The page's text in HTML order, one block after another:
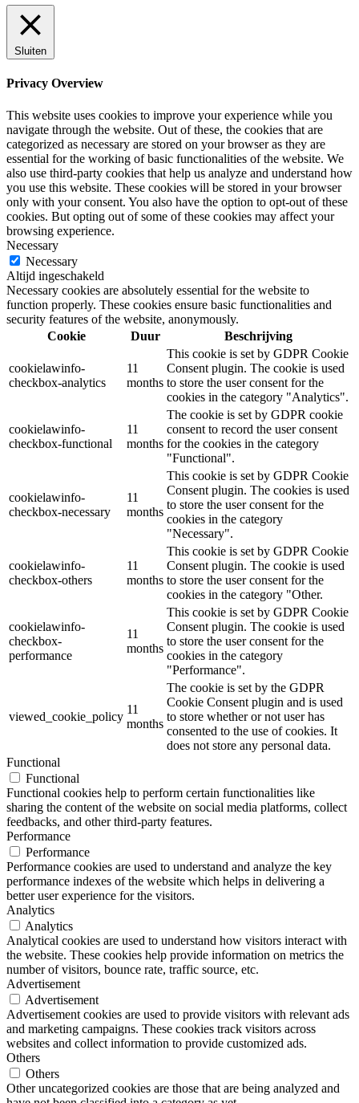
Sluiten
Privacy Overview
This website uses cookies to improve your experience while you
navigate through the website. Out of these, the cookies that are
categorized as necessary are stored on your browser as they are
essential for the working of basic functionalities of the website. We
also use third-party cookies that help us analyze and understand how
you use this website. These cookies will be stored in your browser
only with your consent. You also have the option to opt-out of these
cookies. But opting out of some of these cookies may affect your
browsing experience.
Necessary
Necessary
Altijd ingeschakeld
Necessary cookies are absolutely essential for the website to
function properly. These cookies ensure basic functionalities and
security features of the website, anonymously.
Cookie
Duur Beschrijving
cookielawinfo-
checkbox-analytics
11
months
This cookie is set by GDPR Cookie
Consent plugin. The cookie is used
to store the user consent for the
cookies in the category "Analytics".
cookielawinfo-
checkbox-functional
11
months
The cookie is set by GDPR cookie
consent to record the user consent
for the cookies in the category
"Functional".
cookielawinfo-
checkbox-necessary
11
months
This cookie is set by GDPR Cookie
Consent plugin. The cookies is used
to store the user consent for the
cookies in the category
"Necessary".
cookielawinfo-
checkbox-others
11
months
This cookie is set by GDPR Cookie
Consent plugin. The cookie is used
to store the user consent for the
cookies in the category "Other.
cookielawinfo-
checkbox-
performance
11
months
This cookie is set by GDPR Cookie
Consent plugin. The cookie is used
to store the user consent for the
cookies in the category
"Performance".
viewed_cookie_policy
11
months
The cookie is set by the GDPR
Cookie Consent plugin and is used
to store whether or not user has
consented to the use of cookies. It
does not store any personal data.
Functional
Functional
Functional cookies help to perform certain functionalities like
sharing the content of the website on social media platforms, collect
feedbacks, and other third-party features.
Performance
Performance
Performance cookies are used to understand and analyze the key
performance indexes of the website which helps in delivering a
better user experience for the visitors.
Analytics
Analytics
Analytical cookies are used to understand how visitors interact with
the website. These cookies help provide information on metrics the
number of visitors, bounce rate, traffic source, etc.
Advertisement
Advertisement
Advertisement cookies are used to provide visitors with relevant ads
and marketing campaigns. These cookies track visitors across
websites and collect information to provide customized ads.
Others
Others
Other uncategorized cookies are those that are being analyzed and